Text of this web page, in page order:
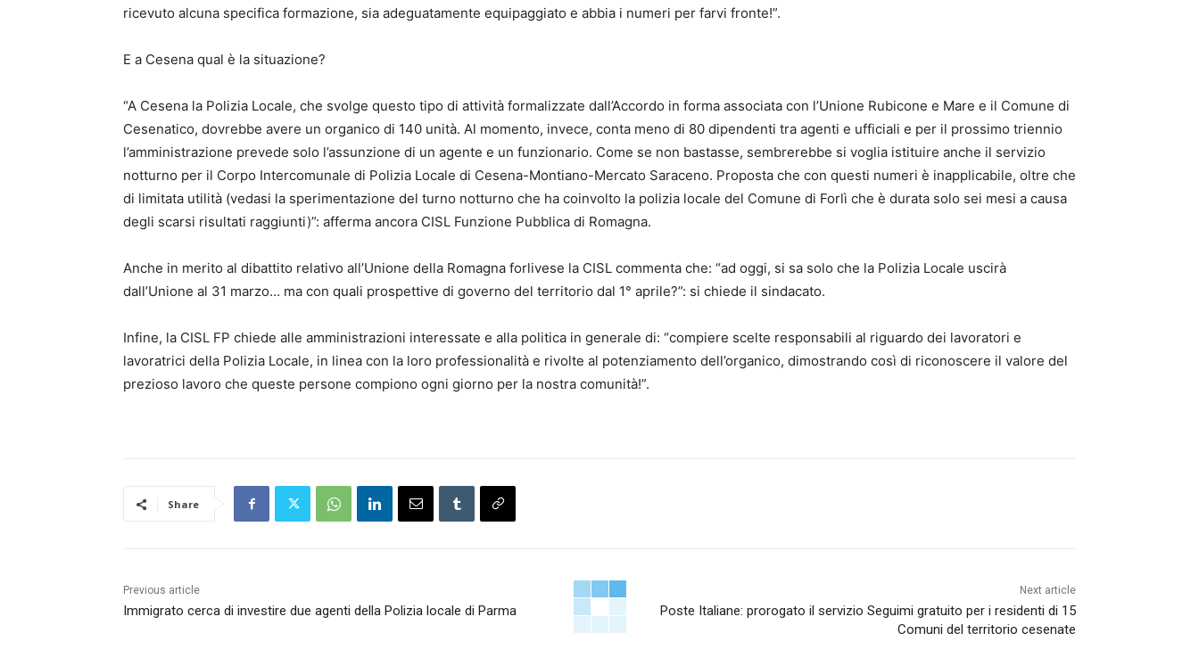
ricevuto alcuna specifica formazione, sia adeguatamente equipaggiato e abbia i numeri per farvi fronte!”.
E a Cesena qual è la situazione?
“A Cesena la Polizia Locale, che svolge questo tipo di attività formalizzate dall’Accordo in forma associata con l’Unione Rubicone e Mare e il Comune di
Cesenatico, dovrebbe avere un organico di 140 unità. Al momento, invece, conta meno di 80 dipendenti tra agenti e ufficiali e per il prossimo triennio
l’amministrazione prevede solo l’assunzione di un agente e un funzionario. Come se non bastasse, sembrerebbe si voglia istituire anche il servizio
notturno per il Corpo Intercomunale di Polizia Locale di Cesena-Montiano-Mercato Saraceno. Proposta che con questi numeri è inapplicabile, oltre che
di limitata utilità (vedasi la sperimentazione del turno notturno che ha coinvolto la polizia locale del Comune di Forlì che è durata solo sei mesi a causa
degli scarsi risultati raggiunti)”: afferma ancora CISL Funzione Pubblica di Romagna.
Anche in merito al dibattito relativo all’Unione della Romagna forlivese la CISL commenta che: “ad oggi, si sa solo che la Polizia Locale uscirà
dall’Unione al 31 marzo… ma con quali prospettive di governo del territorio dal 1° aprile?”: si chiede il sindacato.
Infine, la CISL FP chiede alle amministrazioni interessate e alla politica in generale di: “compiere scelte responsabili al riguardo dei lavoratori e
lavoratrici della Polizia Locale, in linea con la loro professionalità e rivolte al potenziamento dell’organico, dimostrando così di riconoscere il valore del
prezioso lavoro che queste persone compiono ogni giorno per la nostra comunità!”.
Share
Previous article
Immigrato cerca di investire due agenti della Polizia locale di Parma
Next article
Poste Italiane: prorogato il servizio Seguimi gratuito per i residenti di 15
Comuni del territorio cesenate